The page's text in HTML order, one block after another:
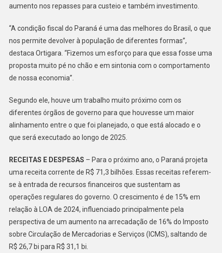
aumento nos repasses para custeio e também investimento.
“A condição fiscal do Paraná é uma das melhores do Brasil, o que
nos permite devolver à população de diferentes formas”,
destaca Ortigara. “Fizemos um esforço para que essa fosse uma
proposta muito pé no chão e em sintonia com o comportamento
de nossa economia”.
Segundo ele, houve um trabalho muito próximo com os
diferentes órgãos de governo para que houvesse um maior
alinhamento entre o que foi planejado, o que está alocado e o
que será executado ao longo de 2025.
RECEITAS E DESPESAS – Para o próximo ano, o Paraná projeta
uma receita corrente de R$ 71,3 bilhões. Essas receitas referem-
se à entrada de recursos financeiros que sustentam as
operações regulares do governo. O crescimento é de 15% em
relação à LOA de 2024, influenciado principalmente pela
perspectiva de um aumento na arrecadação de 16% do Imposto
sobre Circulação de Mercadorias e Serviços (ICMS), saltando de
R$ 26,7 bi para R$ 31,1 bi.